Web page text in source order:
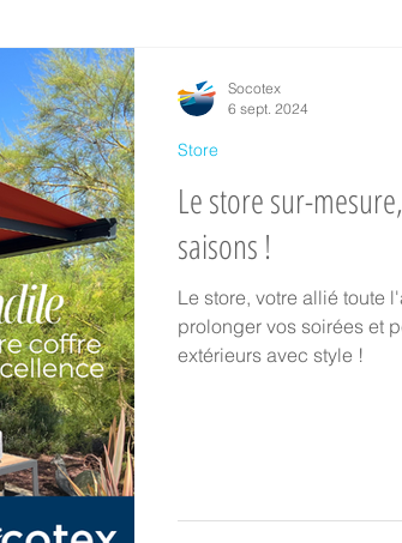
Equipements de terrasse
Partenaires
Protection solaire sur mesure
Les toiles en extérieur Protection solaire
♻️ Partenariats & Collaborations
Le store sur-
saisons !
Le store, votre allié toute
prolonger vos soirées et
extérieurs avec style !
Store
Socotex
6 sept. 2024